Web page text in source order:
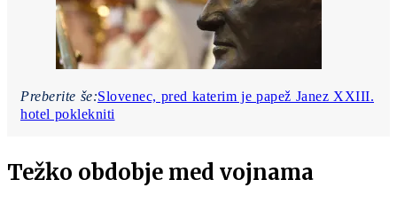
Preberite še:Slovenec, pred katerim je papež Janez XXIII.
hotel poklekniti
Težko obdobje med vojnama